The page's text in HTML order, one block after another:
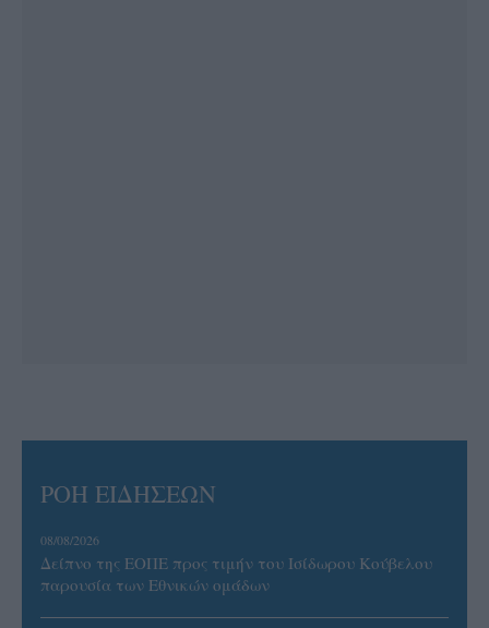
ΡΟΗ ΕΙΔΗΣΕΩΝ
08/08/2026
Δείπνο της ΕΟΠΕ προς τιμήν του Ισίδωρου Κούβελου
παρουσία των Εθνικών ομάδων